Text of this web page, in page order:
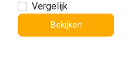
Vergelijk
Bekijken